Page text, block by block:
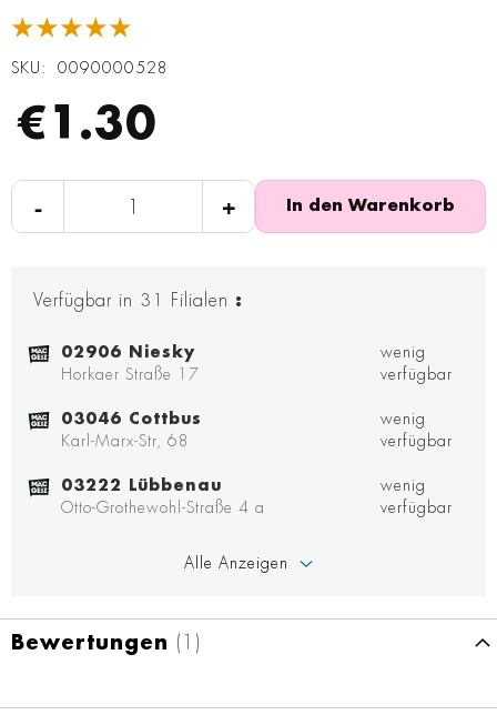
★★★★★
SKU 0090000528
€1.30
- + In den Warenkorb
Verfügbar in 31 Filialen :
02906 Niesky
Horkaer Straße 17
wenig
verfügbar
03046 Cottbus
Karl-Marx-Str, 68
wenig
verfügbar
03222 Lübbenau
Otto-Grothewohl-Straße 4 a
wenig
verfügbar
Alle Anzeigen
Bildgalerie
Bewertungen